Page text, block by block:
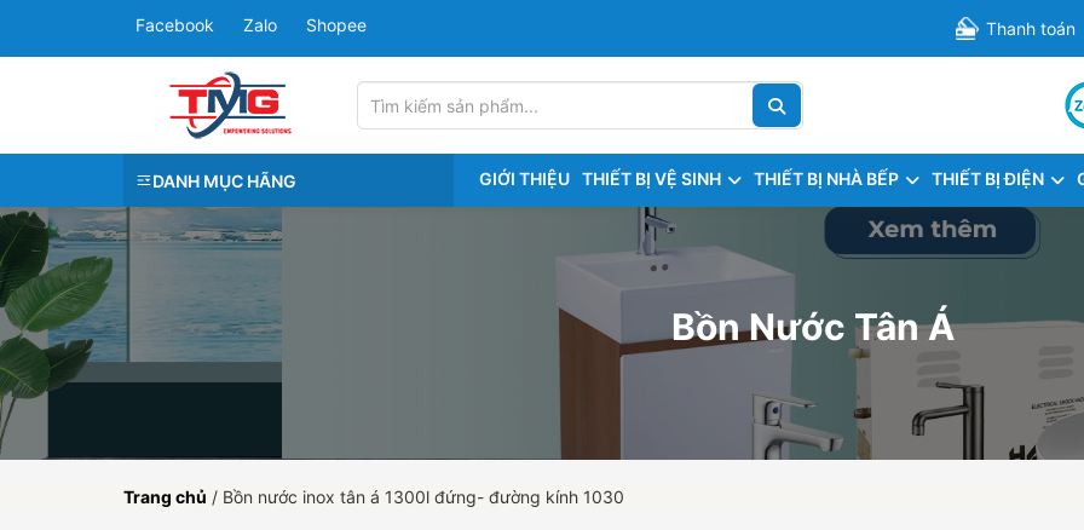
Facebook Zalo Shopee Thanh toán
DANH MỤC HÃNG GIỚI THIỆU THIẾT BỊ VỆ SINH THIẾT BỊ NHÀ BẾP THIẾT BỊ ĐIỆN
Bồn Nước Tân Á
Trang chủ / Bồn nước inox tân á 1300l đứng- đường kính 1030